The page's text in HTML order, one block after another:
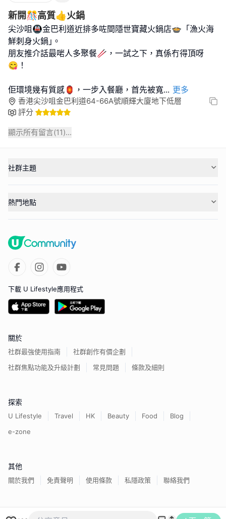
新開🎊高質👍火鍋
尖沙咀🚇金巴利道近排多咗間隱世寶藏火鍋店🍲「漁火海
鮮刺身火鍋｣。
朋友推介話最啱人多聚餐🥢，一試之下，真係冇得頂呀
😋！
佢環境幾有質感🏮，一步入餐廳，首先被寬... 更多
香港尖沙咀金巴利道64-66A號順輝大廈地下低層
評分
顯示所有留言(11)...
社群主題
熱門地點
下載 U Lifestyle應用程式
關於
社群最強使用指南
社群創作有價企劃
社群焦點功能及升級計劃
常見問題 條款及細則
探索
U Lifestyle Travel HK Beauty Food
Blog
e-zone
其他
關於我們 免責聲明 使用條款 私隱政策 聯絡我們